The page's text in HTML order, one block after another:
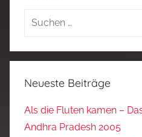
Suchen
Neueste Beiträge
Als die Fluten kamen –
Andhra Pradesh 2005